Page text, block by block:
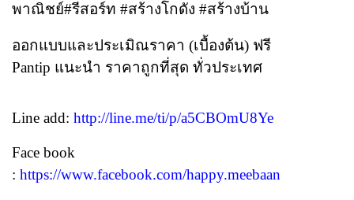
พาณิชย์#รีสอร์ท #สร้างโกดัง #สร้างบ้าน
ออกแบบและประเมิณราคา (เบื้องต้น) ฟรี
Pantip แนะนำ ราคาถูกที่สุด ทั่วประเทศ
Line add: http://line.me/ti/p/a5CBOmU8Ye
Face book
: https://www.facebook.com/happy.meebaan